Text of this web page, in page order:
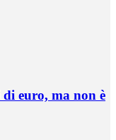
euro, ma non è